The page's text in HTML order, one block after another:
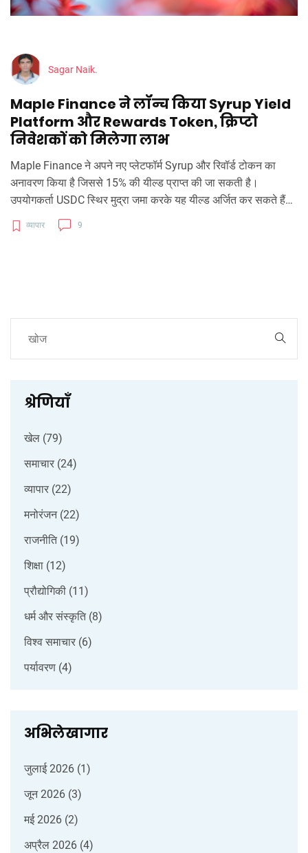
Sagar Naik.
Maple Finance ने लॉन्च किया Syrup Yield
Platform और Rewards Token, क्रिप्टो
निवेशकों को मिलेगा लाभ
Maple Finance ने अपने नए प्लेटफॉर्म Syrup और रिवॉर्ड टोकन का
अनावरण किया है जिससे 15% की यील्ड प्राप्त की जा सकती है।
उपयोगकर्ता USDC स्थिर मुद्रा जमा करके यह यील्ड अर्जित कर सकते हैं।
इसके अतिरिक्त, 'Drips' के रूप में अतिरिक्त रिवॉर्ड दिए जाएंगे। इस लॉन्च
के माध्यम से Maple Finance बड़े संस्थानों को DeFi ऑडियंस तक लाने
व्यापार 9
श्रेणियाँ
खेल (79)
समाचार (24)
व्यापार (22)
मनोरंजन (22)
राजनीति (19)
शिक्षा (12)
प्रौद्योगिकी (11)
धर्म और संस्कृति (8)
विश्व समाचार (6)
पर्यावरण (4)
अभिलेखागार
जुलाई 2026 (1)
जून 2026 (3)
मई 2026 (2)
अप्रैल 2026 (4)